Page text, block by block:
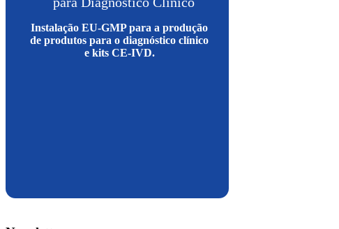
Instalação EU-GMP para a produção
de produtos para o diagnóstico clínico
e kits CE-IVD.